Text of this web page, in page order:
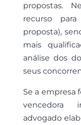
propostas.
recurso
proposta),
mais
análise dos
seus
Se a empresa
vencedora
advogado